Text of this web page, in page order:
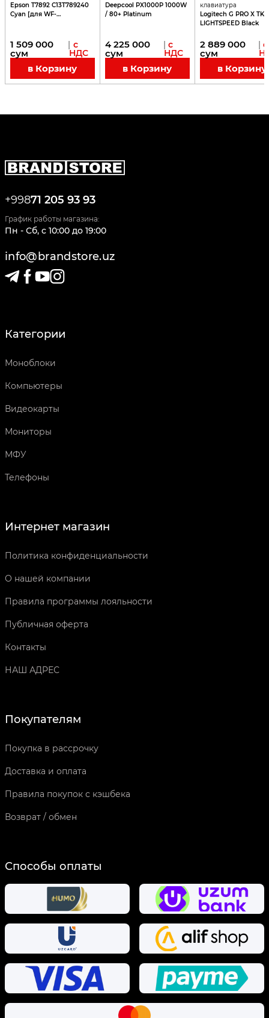
Epson T7892 C13T789240
Cyan [для WF-
1 509 000
сум
| с
НДС
в Корзину
Deepcool PX1000P 1000W
/ 80+ Platinum
4 225 000
сум
| с
НДС
в Корзину
клавиатура
Logitech G PRO X TKL
LIGHTSPEED Black
2 889 000
сум
| с
в Корзину
+99871 205 93 93
График работы магазина:
Пн - Сб, c 10:00 до 19:00
info@brandstore.uz
Категории
Моноблоки
Компьютеры
Видеокарты
Мониторы
МФУ
Телефоны
Интернет магазин
Политика конфиденциальности
О нашей компании
Правила программы лояльности
Публичная оферта
Контакты
НАШ АДРЕС
Покупателям
Покупка в рассрочку
Доставка и оплата
Правила покупок с кэшбека
Возврат / обмен
Способы оплаты